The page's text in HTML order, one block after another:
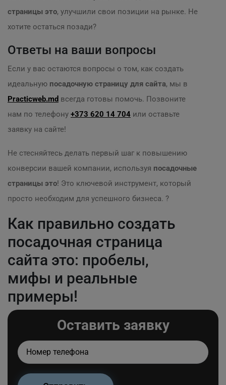
страницы это, улучшили свои позиции на рынке. Не
хотите остаться позади?
Ответы на ваши вопросы
Если у вас остаются вопросы о том, как создать
идеальную посадочную страницу для сайта, мы в
Practicweb.md всегда готовы помочь. Позвоните
нам по телефону +373 620 14 704 или оставьте
заявку на сайте!
Не стесняйтесь делать первый шаг к повышению
конверсии вашей компании, используя посадочные
страницы это! Это ключевой инструмент, который
просто необходим для успешного бизнеса. ?
Как правильно создать
посадочная страница
сайта это: пробелы,
мифы и реальные
примеры!
Оставить заявку